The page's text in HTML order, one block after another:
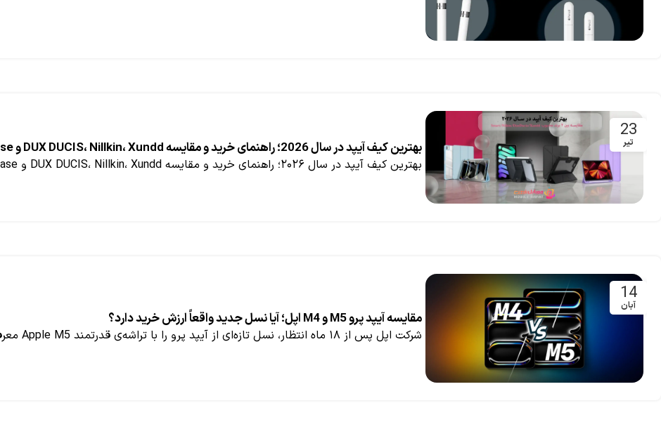
23
تیر بهترین کیف آیپد در سال 2026؛ راهنمای خرید و مقایسه DUX DUCIS، Nillkin، Xundd و Smart Case
بهترین کیف آیپد در سال ۲۰۲۶؛ راهنمای خرید و مقایسه DUX DUCIS، Nillkin، Xundd و Smart Case خرید یک ک...
14
آبان
مقایسه آیپد پرو M5 و M4 اپل؛ آیا نسل جدید واقعاً ارزش خرید دارد؟
شرکت اپل پس از ۱۸ ماه انتظار، نسل تازه‌ای از آیپد پرو را با تراشه‌ی قدرتمند Apple M5 معرفی کرد. در ح...